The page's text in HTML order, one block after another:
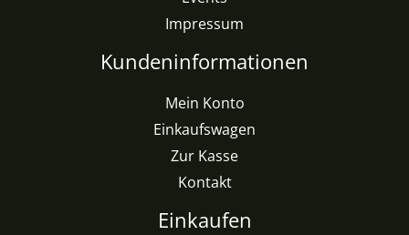
Impressum
Kundeninformationen
Mein Konto
Einkaufswagen
Zur Kasse
Kontakt
Einkaufen